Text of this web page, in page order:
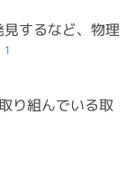
するなど、物理
1
り組んでいる取